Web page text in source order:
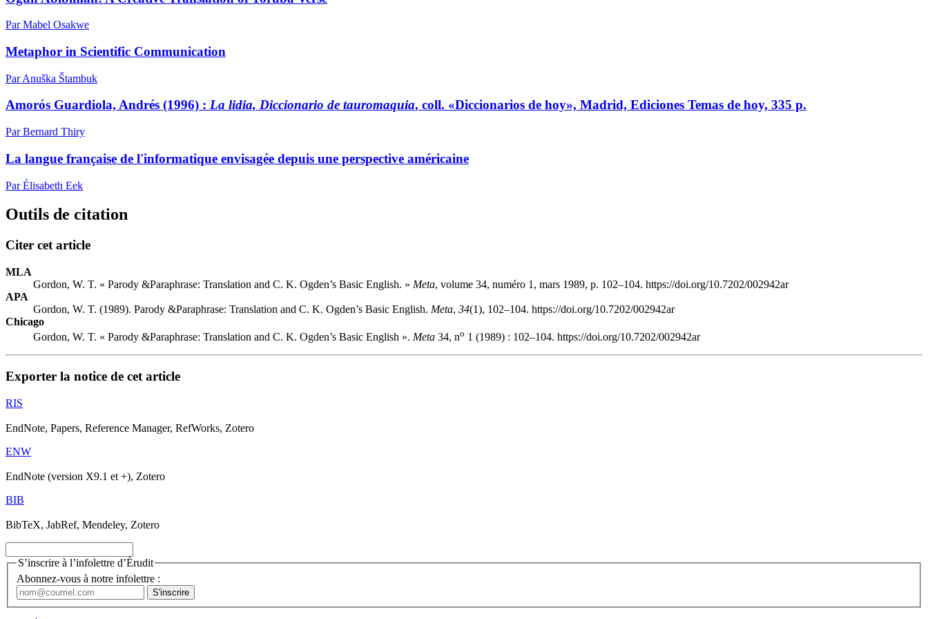
Par Mabel Osakwe
Metaphor in Scientific Communication
Par Anuška Štambuk
Amorós Guardiola, Andrés (1996) : La lidia, Diccionario de tauromaquia, coll. «Diccionarios de hoy», Madrid, Ediciones Temas de hoy, 335 p.
Par Bernard Thiry
La langue française de l'informatique envisagée depuis une perspective américaine
Par Élisabeth Eek
Outils de citation
Citer cet article
MLA
Gordon, W. T. « Parody &Paraphrase: Translation and C. K. Ogden’s Basic English. » Meta, volume 34, numéro 1, mars 1989, p. 102–104. https://doi.org/10.7202/002942ar
APA
Gordon, W. T. (1989). Parody &Paraphrase: Translation and C. K. Ogden’s Basic English. Meta, 34(1), 102–104. https://doi.org/10.7202/002942ar
Chicago
Gordon, W. T. « Parody &Paraphrase: Translation and C. K. Ogden’s Basic English ». Meta 34, no 1 (1989) : 102–104. https://doi.org/10.7202/002942ar
Exporter la notice de cet article
RIS
EndNote, Papers, Reference Manager, RefWorks, Zotero
ENW
EndNote (version X9.1 et +), Zotero
BIB
BibTeX, JabRef, Mendeley, Zotero
S’inscrire à l’infolettre d’Érudit
Abonnez-vous à notre infolettre :